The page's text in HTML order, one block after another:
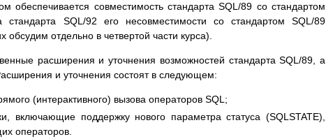
обеспечивается совместимость стандарта SQL/89 со стандартом
SQL/92 его несовместимости со стандартом SQL/89
отдельно в четвертой части курса).
расширения и уточнения возможностей стандарта SQL/89, а
и уточнения состоят в следующем:
(интерактивного) вызова операторов SQL;
включающие поддержку нового параметра статуса (SQLSTATE),
операторов.